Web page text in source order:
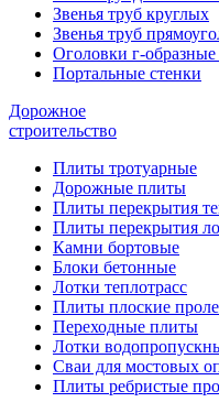
Звенья труб круглых
Звенья труб
Оголовки г-
Портальные стенки
Дорожное
строительство
Плиты тротуарные
Дорожные плиты
Плиты перекрытия
Плиты перекрытия
Камни бортовые
Блоки бетонные
Лотки теплотрасс
Плиты плоские
Переходные плиты
Лотки
Сваи для мостовых
Плиты ребристые